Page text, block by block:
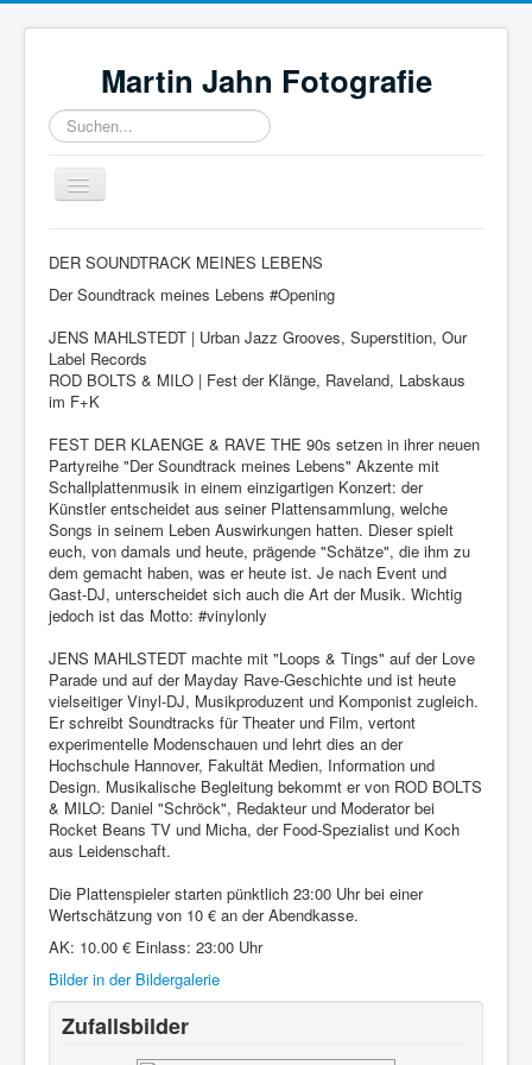
Martin Jahn Fotografie
Suchen...
Toggle
Navigation
Bilder
Referenzen
Ausrüstung
Links
DER SOUNDTRACK MEINES LEBENS
Der Soundtrack meines Lebens #Opening
JENS MAHLSTEDT | Urban Jazz Grooves, Superstition, Our
Label Records
ROD BOLTS & MILO | Fest der Klänge, Raveland, Labskaus
im F+K
FEST DER KLAENGE & RAVE THE 90s setzen in ihrer neuen
Partyreihe "Der Soundtrack meines Lebens" Akzente mit
Schallplattenmusik in einem einzigartigen Konzert: der
Künstler entscheidet aus seiner Plattensammlung, welche
Songs in seinem Leben Auswirkungen hatten. Dieser spielt
euch, von damals und heute, prägende "Schätze", die ihm zu
dem gemacht haben, was er heute ist. Je nach Event und
Gast-DJ, unterscheidet sich auch die Art der Musik. Wichtig
jedoch ist das Motto: #vinylonly
JENS MAHLSTEDT machte mit "Loops & Tings" auf der Love
Parade und auf der Mayday Rave-Geschichte und ist heute
vielseitiger Vinyl-DJ, Musikproduzent und Komponist zugleich.
Er schreibt Soundtracks für Theater und Film, vertont
experimentelle Modenschauen und lehrt dies an der
Hochschule Hannover, Fakultät Medien, Information und
Design. Musikalische Begleitung bekommt er von ROD BOLTS
& MILO: Daniel "Schröck", Redakteur und Moderator bei
Rocket Beans TV und Micha, der Food-Spezialist und Koch
aus Leidenschaft.
Die Plattenspieler starten pünktlich 23:00 Uhr bei einer
Wertschätzung von 10 € an der Abendkasse.
AK: 10.00 € Einlass: 23:00 Uhr
Bilder in der Bildergalerie
Zufallsbilder